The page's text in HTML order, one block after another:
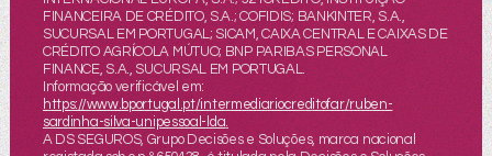
FINANCEIRA DE CRÉDITO, S.A.; COFIDIS; BANKINTER, S.A.,
SUCURSAL EM PORTUGAL; SICAM, CAIXA CENTRAL E CAIXAS DE
CRÉDITO AGRÍCOLA MÚTUO; BNP PARIBAS PERSONAL
FINANCE, S.A., SUCURSAL EM PORTUGAL.
Informação verificável em:
https://www.bportugal.pt/intermediariocreditofar/ruben-
sardinha-silva-unipessoal-lda.
A DS SEGUROS, Grupo Decisões e Soluções, marca nacional